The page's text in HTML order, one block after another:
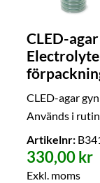
CLED-
CLED-agar
Används i
Artikelnr:
330,00 kr
Exkl. moms